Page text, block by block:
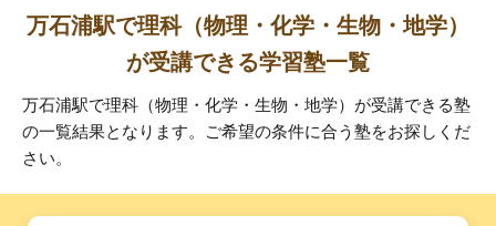
万石浦駅で理科（物理・化学・生物・地学）
が受講できる学習塾一覧
万石浦駅で理科（物理・化学・生物・地学）が受講できる塾
の一覧結果となります。ご希望の条件に合う塾をお探しくだ
さい。